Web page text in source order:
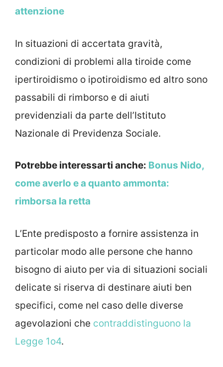
attenzione
In situazioni di accertata gravità,
condizioni di problemi alla tiroide come
ipertiroidismo o ipotiroidismo ed altro sono
passabili di rimborso e di aiuti
previdenziali da parte dell’Istituto
Nazionale di Previdenza Sociale.
Potrebbe interessarti anche: Bonus Nido,
come averlo e a quanto ammonta:
rimborsa la retta
L’Ente predisposto a fornire assistenza in
particolar modo alle persone che hanno
bisogno di aiuto per via di situazioni sociali
delicate si riserva di destinare aiuti ben
specifici, come nel caso delle diverse
agevolazioni che contraddistinguono la
Legge 1o4.